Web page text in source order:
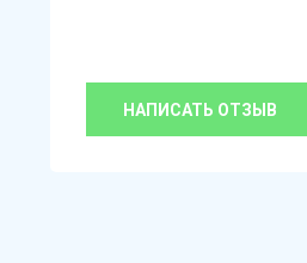
НАПИСАТЬ ОТЗЫВ